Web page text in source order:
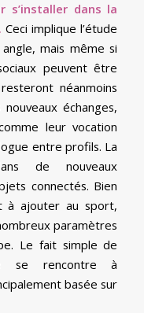
s’installer dans la
Ceci implique l’étude
mais même si
peuvent être
néanmoins
échanges,
leur vocation
entre profils. La
de nouveaux
connectés. Bien
à ajouter au sport,
paramètres
Le fait simple de
se rencontre à
basée sur